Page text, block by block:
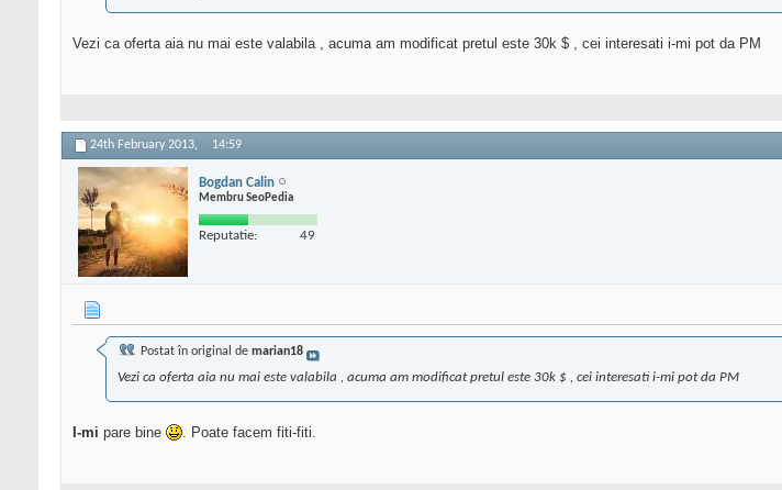
Vezi ca oferta aia nu mai este valabila , acuma am modificat pretul este 30k $ , cei interesati i-mi pot da PM
24th February 2013, 14:59
Bogdan Calin
Membru SeoPedia
Reputatie: 49
Postat în original de marian18
Vezi ca oferta aia nu mai este valabila , acuma am modificat pretul este 30k $ , cei interesati i-mi pot da PM
I-mi pare bine . Poate facem fiti-fiti.